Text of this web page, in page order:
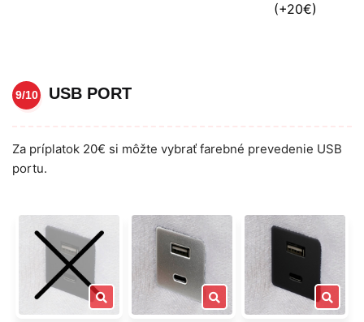
(+20€)
9/10 USB PORT
Za príplatok 20€ si môžte vybrať farebné prevedenie USB
portu.